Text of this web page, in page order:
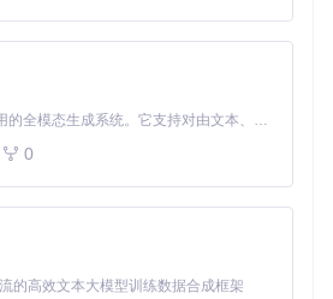
择你的音箱
建议选择外接硬盘）
这些功能让音乐生活更美好
点播放轻音乐"——设置一次，每天都能
式增大音量，让你从深度睡眠自然过
MiniMax H3 是一个通用的全模态生成系统。它支持对由文本、图像、视频和音频组成的多模态上下文进行统一理解，并能生成分辨率高达 2K、时长可达 15 秒的带原生立体声音频的视频。得益于面向任务泛化的系统设计，H3 在预训练阶段就已具备广泛的多模态上下文理解与生成能力，能够出色地执行复杂的多模态指令。
0
的高效文本大模型训练数据合成框架